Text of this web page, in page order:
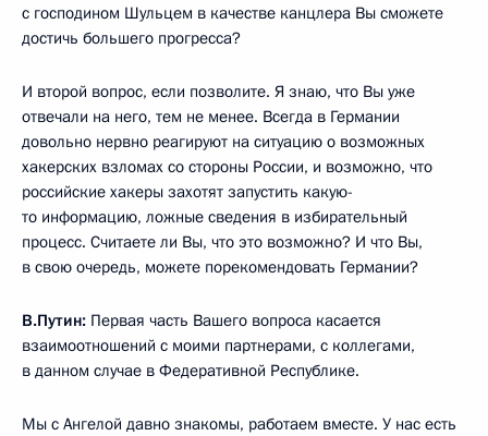
с господином Шульцем в качестве канцлера Вы сможете
достичь большего прогресса?
И второй вопрос, если позволите. Я знаю, что Вы уже
отвечали на него, тем не менее. Всегда в Германии
довольно нервно реагируют на ситуацию о возможных
хакерских взломах со стороны России, и возможно, что
российские хакеры захотят запустить какую-
то информацию, ложные сведения в избирательный
процесс. Считаете ли Вы, что это возможно? И что Вы,
в свою очередь, можете порекомендовать Германии?
В.Путин: Первая часть Вашего вопроса касается
взаимоотношений с моими партнерами, с коллегами,
в данном случае в Федеративной Республике.
Мы с Ангелой давно знакомы, работаем вместе. У нас есть